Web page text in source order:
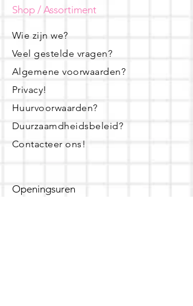
Shop / Assortiment
Wie zijn we?
Veel gestelde vragen?
Algemene voorwaarden?
Privacy!
Huurvoorwaarden?
Duurzaamdheidsbeleid?
Contacteer ons!
Openingsuren